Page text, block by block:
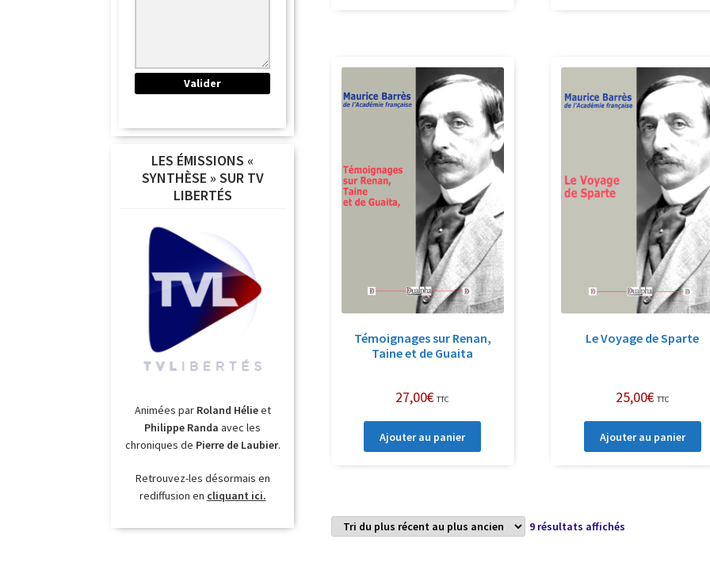
Témoignages sur Renan,
Taine et de Guaita
27,00€ TTC
Ajouter au panier
Le Voyage de Sparte
25,00€ TTC
Ajouter au panier
9 résultats affichésTrié
LES ÉMISSIONS «
SYNTHÈSE » SUR TV
LIBERTÉS
Animées par Roland Hélieet
Philippe Randa avec les
chroniques de Pierre de Laubier.
Retrouvez-les désormais en
rediffusion en cliquant ici.